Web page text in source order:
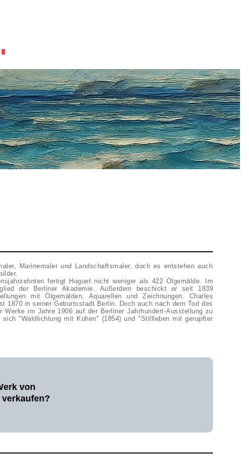
Marinemaler und Landschaftsmaler, doch es entstehen auch
fertigt Hoguet nicht weniger als 422 Ölgemälde. Im
der Berliner Akademie. Außerdem beschickt er seit 1839
mit Ölgemälden, Aquarellen und Zeichnungen. Charles
1870 in seiner Geburtsstadt Berlin. Doch auch nach dem Tod des
Werke im Jahre 1906 auf der Berliner Jahrhundert-Ausstellung zu
sich "Waldlichtung mit Kühen" (1854) und "Stillleben mit gerupfter
von